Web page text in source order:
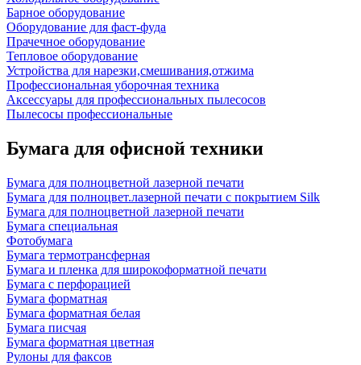
Барное оборудование
Оборудование для фаст-фуда
Прачечное оборудование
Тепловое оборудование
Устройства для нарезки,смешивания,отжима
Профессиональная уборочная техника
Аксессуары для профессиональных пылесосов
Пылесосы профессиональные
Бумага для офисной техники
Бумага для полноцветной лазерной печати
Бумага для полноцвет.лазерной печати с покрытием Silk
Бумага для полноцветной лазерной печати
Бумага специальная
Фотобумага
Бумага термотрансферная
Бумага и пленка для широкоформатной печати
Бумага с перфорацией
Бумага форматная
Бумага форматная белая
Бумага писчая
Бумага форматная цветная
Рулоны для факсов